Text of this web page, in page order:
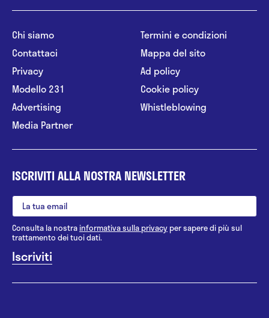
Chi siamo
Contattaci
Privacy
Modello 231
Advertising
Media Partner
Termini e condizioni
Mappa del sito
Ad policy
Cookie policy
Whistleblowing
ISCRIVITI ALLA NOSTRA NEWSLETTER
Consulta la nostrainformativa sulla privacy per sapere di più sul
trattamento dei tuoi dati.